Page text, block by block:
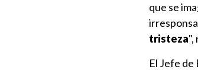
que se
tristeza",
El Jefe